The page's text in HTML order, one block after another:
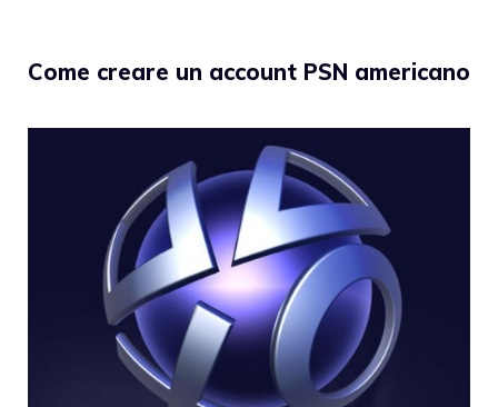
Come creare un account PSN americano